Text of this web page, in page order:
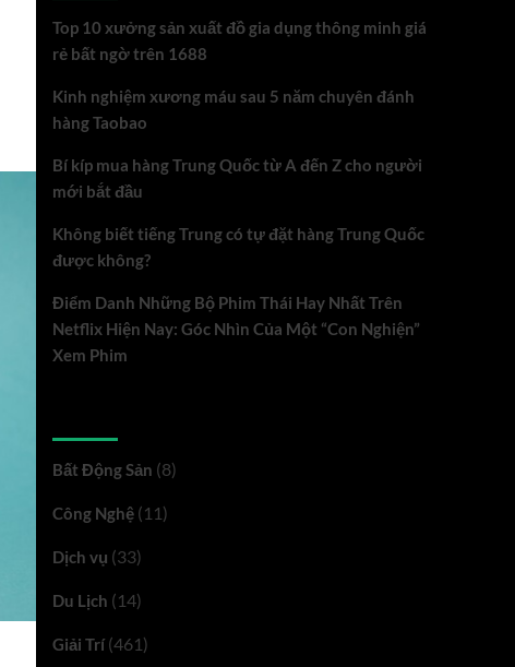
Top 10 xưởng sản xuất đồ gia dụng thông minh giá
rẻ bất ngờ trên 1688
Kinh nghiệm xương máu sau 5 năm chuyên đánh
hàng Taobao
Bí kíp mua hàng Trung Quốc từ A đến Z cho người
mới bắt đầu
Không biết tiếng Trung có tự đặt hàng Trung Quốc
được không?
Điểm Danh Những Bộ Phim Thái Hay Nhất Trên
Netflix Hiện Nay: Góc Nhìn Của Một “Con Nghiện”
Xem Phim
Bất Động Sản (8)
Công Nghệ(11)
Dịch vụ (33)
Du Lịch (14)
Giải Trí(461)